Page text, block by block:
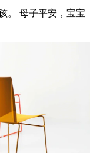
。 母子平安，宝宝